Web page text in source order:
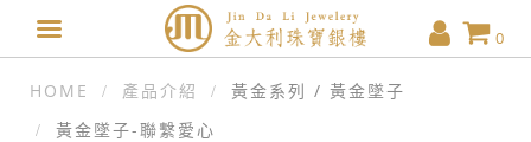
0
HOME 產品介紹
黃金系列 / 黃金墜子
黃金墜子-聯繫愛心